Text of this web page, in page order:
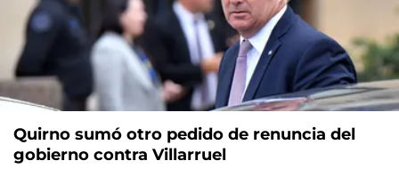
Quirno sumó otro pedido de renuncia del
gobierno contra Villarruel